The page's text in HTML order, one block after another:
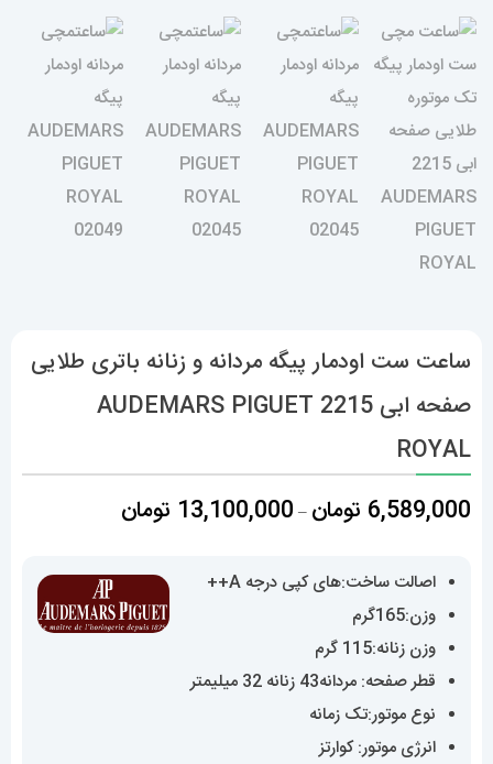
ساعت ست اودمار پیگه مردانه و زنانه باتری طلایی
صفحه ابی 2215 AUDEMARS PIGUET
ROYAL
6,589,000 تومان –
13,100,000 تومان
6,589,000 تومان
تا
13,100,000 تومان
اصالت ساخت:های کپی درجه A++
وزن:165گرم
وزن زنانه:115 گرم
قطر صفحه: مردانه43 زنانه 32 میلیمتر
نوع موتور:تک زمانه
انرژی موتور: کوارتز